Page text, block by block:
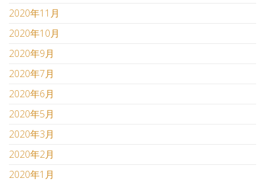
2020年11月
2020年10月
2020年9月
2020年7月
2020年6月
2020年5月
2020年3月
2020年2月
2020年1月